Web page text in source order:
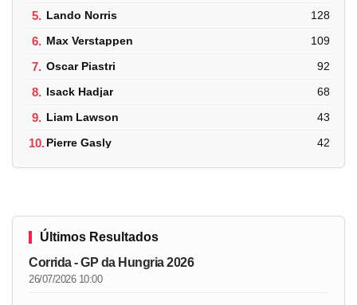
5. Lando Norris 128
6. Max Verstappen 109
7. Oscar Piastri 92
8. Isack Hadjar 68
9. Liam Lawson 43
10.Pierre Gasly 42
Últimos Resultados
Corrida - GP da Hungria 2026
26/07/2026 10:00